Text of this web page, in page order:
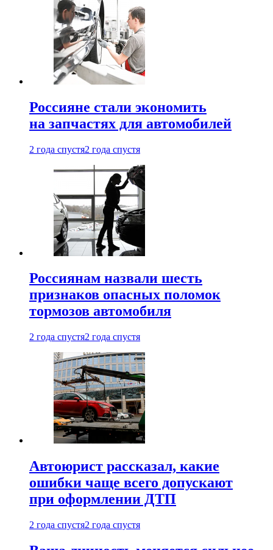
Россияне стали экономить
на запчастях для автомобилей
2 года спустя2 года спустя
Россиянам назвали шесть
признаков опасных поломок
тормозов автомобиля
2 года спустя2 года спустя
Автоюрист рассказал, какие
ошибки чаще всего допускают
при оформлении ДТП
2 года спустя2 года спустя